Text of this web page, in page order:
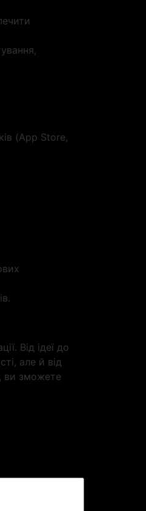
(App Store,
Від ідеї до
але й від
ви зможете